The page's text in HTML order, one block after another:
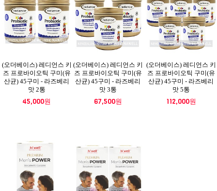
(오더베이스) 레디언스 키
즈 프로바이오틱 구미(유
산균) 45구미 - 라즈베리
맛 2통
45,000원
(오더베이스) 레디언스 키
즈 프로바이오틱 구미(유
산균) 45구미 - 라즈베리
맛 3통
67,500원
(오더베이스) 레디언스 키
즈 프로바이오틱 구미(유
산균) 45구미 - 라즈베리
맛 5통
112,000원